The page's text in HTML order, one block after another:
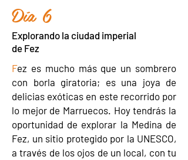
Día 6
Explorando la ciudad imperial
de Fez
Fez es mucho más que un sombrero
con borla giratoria; es una joya de
delicias exóticas en este recorrido por
lo mejor de Marruecos. Hoy tendrás la
oportunidad de explorar la Medina de
Fez, un sitio protegido por la UNESCO,
a través de los ojos de un local, con tu